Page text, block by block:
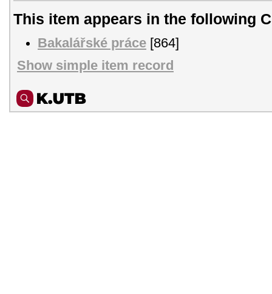
This item appears in the following
Bakalářské práce [864]
Show simple item record